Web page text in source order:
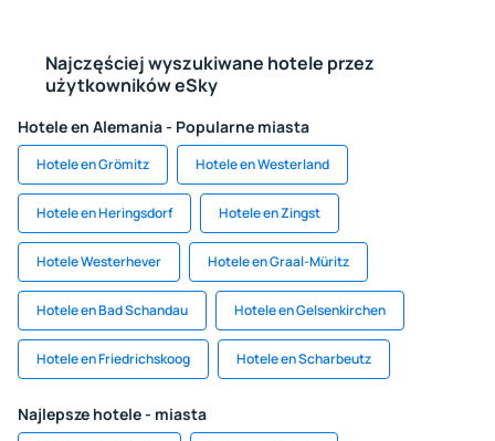
Najczęściej wyszukiwane hotele przez
użytkowników eSky
Hotele en Alemania - Popularne miasta
Hotele en Grömitz Hotele en Westerland
Hotele en Heringsdorf Hotele en Zingst
Hotele Westerhever Hotele en Graal-Müritz
Hotele en Bad Schandau Hotele en Gelsenkirchen
Hotele en Friedrichskoog Hotele en Scharbeutz
Najlepsze hotele - miasta